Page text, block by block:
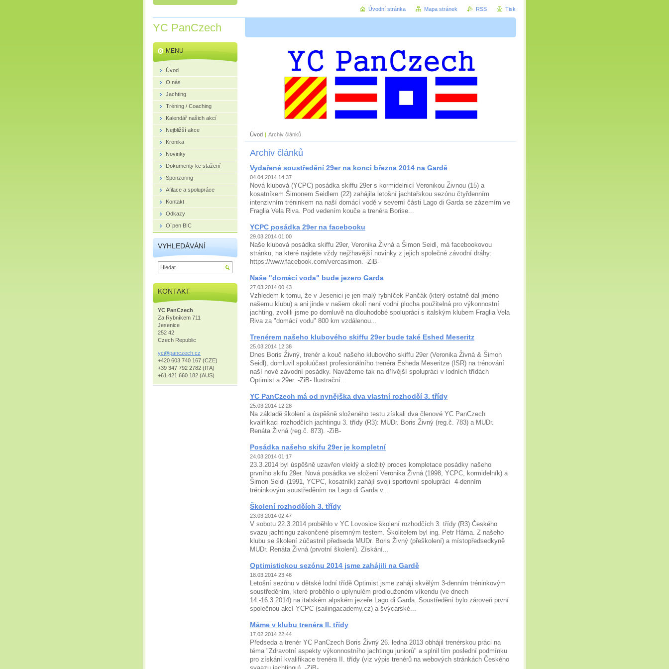
YC PanCzech
Úvod | Archiv článků
Archiv článků
Vydařené soustředění 29er na konci března 2014 na Gardě
04.04.2014 14:37
Nová klubová (YCPC) posádka skiffu 29er s kormidelnicí Veronikou Živnou (15) a
kosatníkem Šimonem Seidlem (22) zahájila letošní jachtařskou sezónu čtyřdenním
intenzivním tréninkem na naší domácí vodě v severní části Lago di Garda se zázemím ve
Fraglia Vela Riva. Pod vedením kouče a trenéra Borise...
YCPC posádka 29er na facebooku
29.03.2014 01:00
Naše klubová posádka skiffu 29er, Veronika Živná a Šimon Seidl, má facebookovou
stránku, na které najdete vždy nejžhavější novinky z jejich společné závodní dráhy:
https://www.facebook.com/vercasimon. -ZiB-
Naše "domácí voda" bude jezero Garda
27.03.2014 00:43
Vzhledem k tomu, že v Jesenici je jen malý rybníček Pančák (který ostatně dal jméno
našemu klubu) a ani jinde v našem okolí není vodní plocha použitelná pro výkonnostní
jachting, zvolili jsme po domluvě na dlouhodobé spolupráci s italským klubem Fraglia Vela
Riva za "domácí vodu" 800 km vzdálenou...
Trenérem našeho klubového skiffu 29er bude také Eshed Meseritz
25.03.2014 12:38
Dnes Boris Živný, trenér a kouč našeho klubového skiffu 29er (Veronika Živná & Šimon
Seidl), domluvil spoluúčast profesionálního trenéra Esheda Meseritze (ISR) na trénování
naší nové závodní posádky. Navážeme tak na dřívější spolupráci v lodních třídách
Optimist a 29er. -ZiB- Ilustrační...
YC PanCzech má od nynějška dva vlastní rozhodčí 3. třídy
25.03.2014 12:28
Na základě školení a úspěšně složeného testu získali dva členové YC PanCzech
kvalifikaci rozhodčích jachtingu 3. třídy (R3): MUDr. Boris Živný (reg.č. 783) a MUDr.
Renáta Živná (reg.č. 873). -ZiB-
Posádka našeho skifu 29er je kompletní
24.03.2014 01:17
23.3.2014 byl úspěšně uzavřen vleklý a složitý proces kompletace posádky našeho
prvního skifu 29er. Nová posádka ve složení Veronika Živná (1998, YCPC, kormidelník) a
Šimon Seidl (1991, YCPC, kosatník) zahájí svoji sportovní spolupráci 4-denním
tréninkovým soustředěním na Lago di Garda v...
Školení rozhodčích 3. třídy
23.03.2014 02:47
V sobotu 22.3.2014 proběhlo v YC Lovosice školení rozhodčích 3. třídy (R3) Českého
svazu jachtingu zakončené písemným testem. Školitelem byl ing. Petr Háma. Z našeho
klubu se školení zúčastnil předseda MUDr. Boris Živný (přeškolení) a místopředsedkyně
MUDr. Renáta Živná (prvotní školení). Získání...
Optimistickou sezónu 2014 jsme zahájili na Gardě
18.03.2014 23:46
Letošní sezónu v dětské lodní třídě Optimist jsme zaháji skvělým 3-denním tréninkovým
soustředěním, které proběhlo o uplynulém prodlouženém víkendu (ve dnech
14.-16.3.2014) na italském alpském jezeře Lago di Garda. Soustředění bylo zároveň první
společnou akcí YCPC (sailingacademy.cz) a švýcarské...
Máme v klubu trenéra II. třídy
17.02.2014 22:44
Předseda a trenér YC PanCzech Boris Živný 26. ledna 2013 obhájil trenérskou práci na
téma "Zdravotní aspekty výkonnostního jachtingu juniorů" a splnil tím poslední podmínku
pro získání kvalifikace trenéra II. třídy (viz výpis trenérů na webových stránkách Českého
MENU
Úvod
O nás
Jachting
Tréning / Coaching
Kalendář našich akcí
Nejbližší akce
Kronika
Novinky
Dokumenty ke stažení
Sponzoring
Afilace a spolupráce
Kontakt
Odkazy
O´pen BIC
VYHLEDÁVÁNÍ
KONTAKT
YC PanCzech
Za Rybníkem 711
Jesenice
252 42
Czech Republic
yc@panczech.cz
+420 603 740 167 (CZE)
+39 347 792 2782 (ITA)
+61 421 660 182 (AUS)
Úvodní stránka Mapa stránek RSS Tisk